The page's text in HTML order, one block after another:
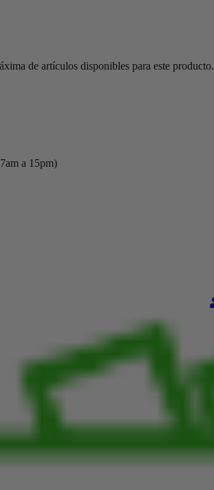
de artículos disponibles para este producto.
a 15pm)